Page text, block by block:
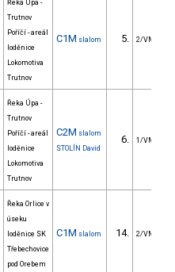
Řeka Úpa -
Trutnov
Poříčí - areál
loděnice
Lokomotiva
Trutnov
C1M slalom 5. 2/VM
Řeka Úpa -
Trutnov
Poříčí - areál
loděnice
Lokomotiva
Trutnov
C2M slalom
STOLÍN David
6. 1/VM
Řeka Orlice v
úseku
loděnice SK
Třebechovice
pod Orebem
C1M slalom 14. 2/VM